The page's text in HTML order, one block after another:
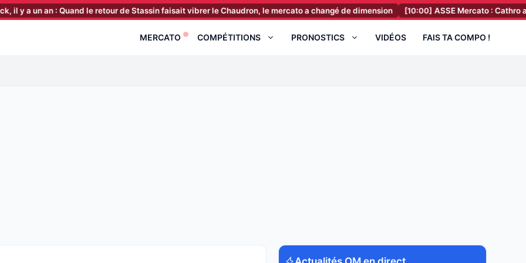
an : Quand le retour de Stassin faisait vibrer le Chaudron, le mercato a changé de dimension [10:00] ASSE Mercato : Cathro annonce
MERCATO COMPÉTITIONS PRONOSTICS VIDÉOS FAIS TA COMPO !